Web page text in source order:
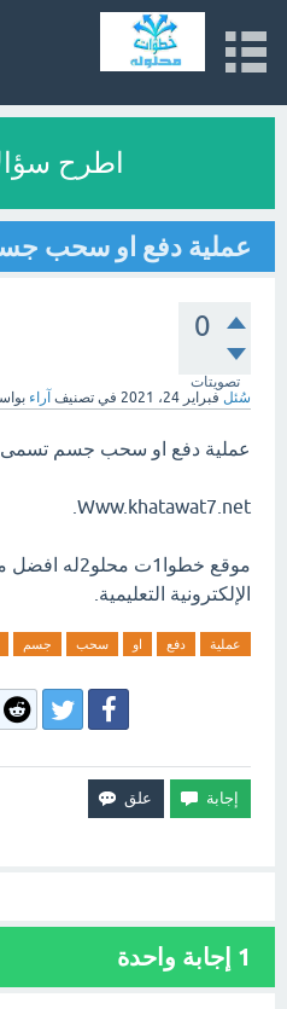
اطرح
عملية دفع او سحب
0
تصويتات
سُئل فبراير 24، 2021 في تصنيف آراء
عملية دفع او سحب جسم تسمى.
Www.khatawat7.net.
موقع خطوا1ت
الإلكترونية التعليمية.
عملية دفع او سحب جسم
1 إجابة واحدة